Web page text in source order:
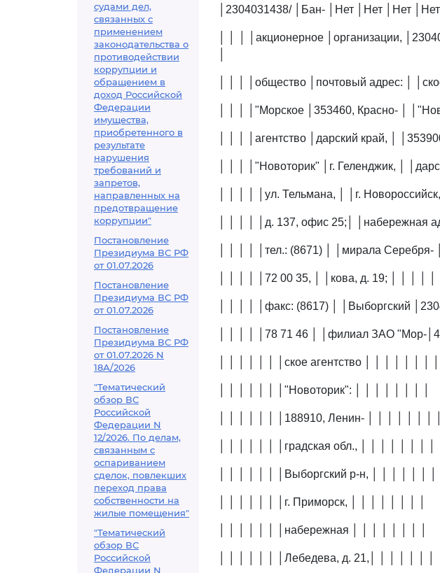
судами дел,
связанных с
применением
законодательства о
противодействии
коррупции и
обращением в
доход Российской
Федерации
имущества,
приобретенного в
результате
нарушения
требований и
запретов,
направленных на
предотвращение
коррупции"
Постановление
Президиума ВС РФ
от 01.07.2026
Постановление
Президиума ВС РФ
от 01.07.2026
Постановление
Президиума ВС РФ
от 01.07.2026 N
18А/2026
"Тематический
обзор ВС
Российской
Федерации N
12/2026. По делам,
связанным с
оспариванием
сделок, повлекших
переход права
собственности на
жилые помещения"
"Тематический
обзор ВС
Российской
Федерации N
│2304031438/ │Бан- │Нет │Нет │Нет │Нет
│ │ │ │акционерное │организации,
│ │ │ │общество │почтовый адрес: │
│ │ │ │"Морское │353460, Красно- │
│ │ │ │агентство │дарский край, │
│ │ │ │"Новоторик" │г. Геленджик, │
│ │ │ │ │ул. Тельмана, │ │г.
│ │ │ │ │д. 137, офис 25;│ │набережная
│ │ │ │ │тел.: (8671) │ │мирала Серебря-
│ │ │ │ │72 00 35, │ │кова, д. 19; │ │ │ │ │
│ │ │ │ │факс: (8617) │ │Выборгский
│ │ │ │ │78 71 46 │ │филиал ЗАО "Мор-
│ │ │ │ │ │ │ское агентство │ │ │ │ │ │ │ │
│ │ │ │ │ │ │"Новоторик": │ │ │ │ │ │ │ │
│ │ │ │ │ │ │188910, Ленин- │ │ │ │ │ │ │ │
│ │ │ │ │ │ │градская обл., │ │ │ │ │ │ │ │
│ │ │ │ │ │ │Выборгский р-н, │ │ │ │ │ │ │
│ │ │ │ │ │ │г. Приморск, │ │ │ │ │ │ │ │
│ │ │ │ │ │ │набережная │ │ │ │ │ │ │ │
│ │ │ │ │ │ │Лебедева, д. 21,│ │ │ │ │ │ │ │